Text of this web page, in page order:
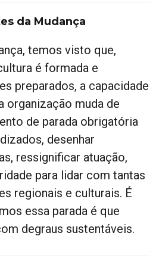
da Mudança
temos visto que,
é formada e
preparados, a capacidade
organização muda de
de parada obrigatória
desenhar
ressignificar atuação,
para lidar com tantas
regionais e culturais. É
essa parada é que
degraus sustentáveis.